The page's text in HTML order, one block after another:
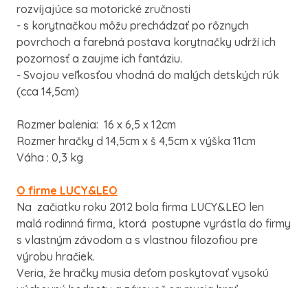
rozvíjajúce sa motorické zručnosti
- s korytnačkou môžu prechádzať po rôznych
povrchoch a farebná postava korytnačky udrží ich
pozornosť a zaujme ich fantáziu.
- Svojou veľkosťou vhodná do malých detských rúk
(cca 14,5cm)
Rozmer balenia: 16 x 6,5 x 12cm
Rozmer hračky d 14,5cm x š 4,5cm x výška 11cm
Váha : 0,3 kg
O firme LUCY&LEO
Na začiatku roku 2012 bola firma LUCY&LEO len
malá rodinná firma, ktorá postupne vyrástla do firmy
s vlastným závodom a s vlastnou filozofiou pre
výrobu hračiek.
Veria, že hračky musia deťom poskytovať vysokú